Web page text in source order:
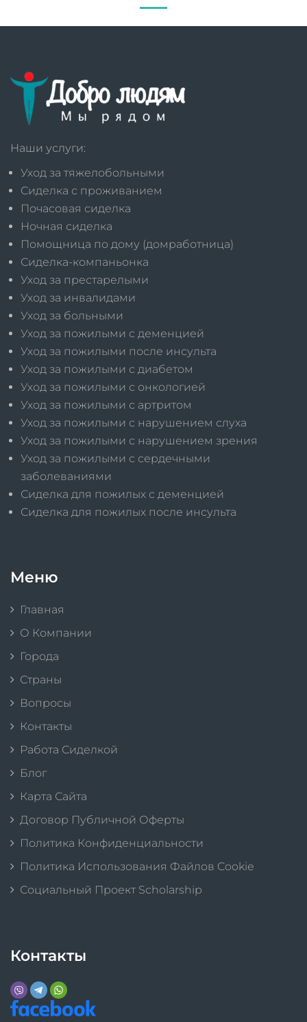
Наши услуги:
Уход за тяжелобольными
Сиделка с проживанием
Почасовая сиделка
Ночная сиделка
Помощница по дому (домработница)
Сиделка-компаньонка
Уход за престарелыми
Уход за инвалидами
Уход за больными
Уход за пожилыми с деменцией
Уход за пожилыми после инсульта
Уход за пожилыми с диабетом
Уход за пожилыми с онкологией
Уход за пожилыми с артритом
Уход за пожилыми с нарушением слуха
Уход за пожилыми с нарушением зрения
Уход за пожилыми с сердечными
заболеваниями
Сиделка для пожилых с деменцией
Сиделка для пожилых после инсульта
Меню
Главная
О Компании
Города
Страны
Вопросы
Контакты
Работа Сиделкой
Блог
Карта Сайта
Договор Публичной Оферты
Политика Конфиденциальности
Политика Использования Файлов Cookie
Социальный Проект Scholarship
Контакты